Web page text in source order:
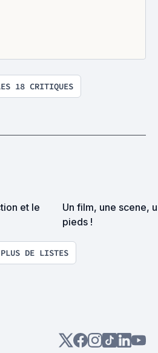
18 CRITIQUES
et le
Un film, une scene,
pieds !
DE LISTES